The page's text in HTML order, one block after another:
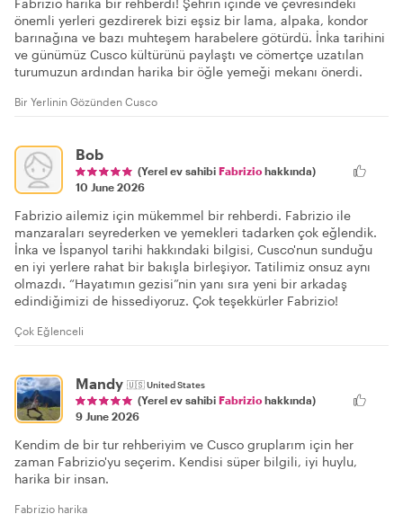
önemli yerleri gezdirerek bizi eşsiz bir lama, alpaka, kondor
barınağına ve bazı muhteşem harabelere götürdü. İnka tarihini
ve günümüz Cusco kültürünü paylaştı ve cömertçe uzatılan
turumuzun ardından harika bir öğle yemeği mekanı önerdi.
Bir Yerlinin Gözünden Cusco
Bob
(Yerel ev sahibi Fabrizio hakkında)
10 June 2026
Fabrizio ailemiz için mükemmel bir rehberdi. Fabrizio ile
manzaraları seyrederken ve yemekleri tadarken çok eğlendik.
İnka ve İspanyol tarihi hakkındaki bilgisi, Cusco'nun sunduğu
en iyi yerlere rahat bir bakışla birleşiyor. Tatilimiz onsuz aynı
olmazdı. “Hayatımın gezisi”nin yanı sıra yeni bir arkadaş
edindiğimizi de hissediyoruz. Çok teşekkürler Fabrizio!
Çok Eğlenceli
Mandy 🇺🇸United States
(Yerel ev sahibi Fabrizio hakkında)
9 June 2026
Kendim de bir tur rehberiyim ve Cusco gruplarım için her
zaman Fabrizio'yu seçerim. Kendisi süper bilgili, iyi huylu,
harika bir insan.
Fabrizio harika